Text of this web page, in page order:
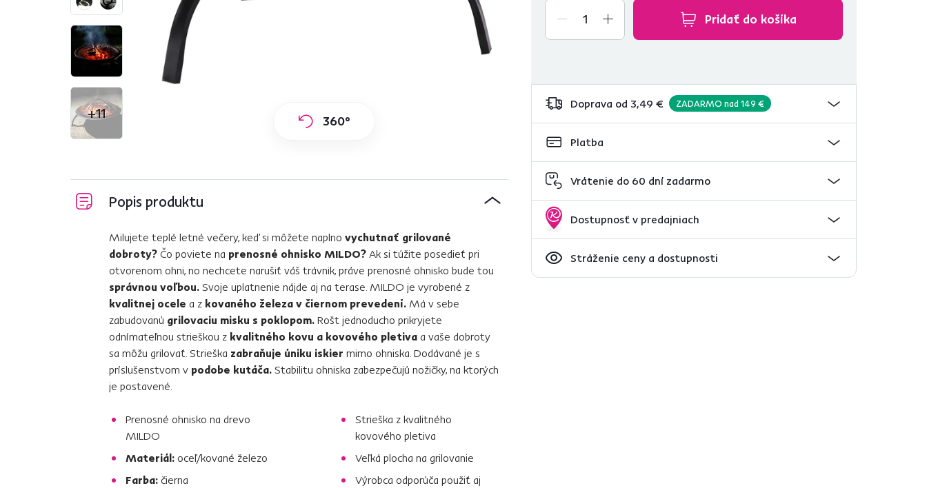
+11 360°
Pridať do košíka
Doprava od 3,49 € ZADARMO nad 149 €
Platba
Vrátenie do 60 dní zadarmo
Dostupnosť v predajniach
Stráženie ceny a dostupnosti
Popis produktu
Milujete teplé letné večery, keď si môžete naplno vychutnať grilované
dobroty? Čo poviete na prenosné ohnisko MILDO? Ak si túžite posedieť pri
otvorenom ohni, no nechcete narušiť váš trávnik, práve prenosné ohnisko bude tou
správnou voľbou. Svoje uplatnenie nájde aj na terase. MILDO je vyrobené z
kvalitnej ocele a z kovaného železa v čiernom prevedení. Má v sebe
zabudovanú grilovaciu misku s poklopom. Rošt jednoducho prikryjete
odnímateľnou strieškou z kvalitného kovu a kovového pletiva a vaše dobroty
sa môžu grilovať. Strieška zabraňuje úniku iskier mimo ohniska. Dodávané je s
príslušenstvom v podobe kutáča. Stabilitu ohniska zabezpečujú nožičky, na ktorých
je postavené.
Prenosné ohnisko na drevo
MILDO
Materiál: oceľ/kované železo
Farba: čierna
Strieška z kvalitného
kovového pletiva
Veľká plocha na grilovanie
Výrobca odporúča použiť aj